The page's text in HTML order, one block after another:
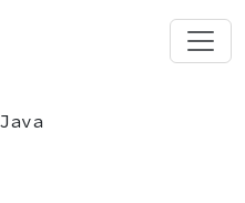
Java